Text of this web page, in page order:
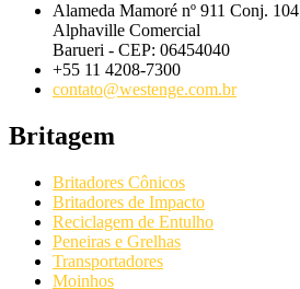
Alameda Mamoré nº 911 Conj. 104
Alphaville Comercial
Barueri - CEP: 06454040
+55 11 4208-7300
contato@westenge.com.br
Britagem
Britadores Cônicos
Britadores de Impacto
Reciclagem de Entulho
Peneiras e Grelhas
Transportadores
Moinhos